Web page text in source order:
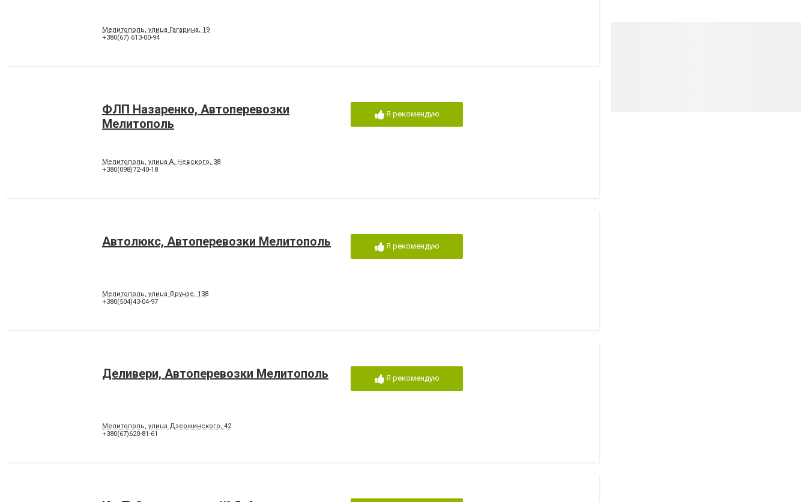
Мелитополь, улица Гагарина, 19
+380(67) 613-00-94
ФЛП Назаренко, Автоперевозки
Мелитополь
Мелитополь, улица А. Невского, 38
+380(098)72-40-18
Я рекомендую
Автолюкс, Автоперевозки Мелитополь
Мелитополь, улица Фрунзе, 138
+380(504)43-04-97
Я рекомендую
Деливери, Автоперевозки Мелитополь
Мелитополь, улица Дзержинского, 42
+380(67)620-81-61
Я рекомендую